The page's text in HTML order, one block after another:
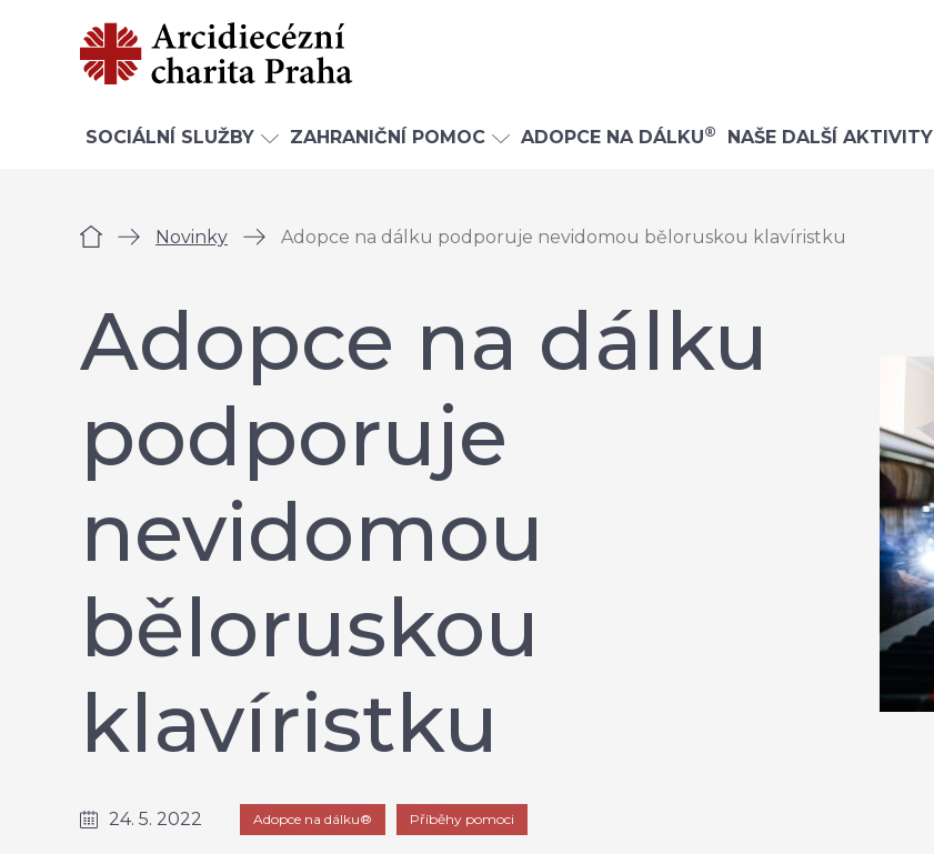
SOCIÁLNÍ SLUŽBY ZAHRANIČNÍ POMOC ADOPCE NA DÁLKU® NAŠE DALŠÍ AKTIVITY
Úvod Novinky Adopce na dálku podporuje nevidomou běloruskou klavíristku
Adopce na dálku
podporuje
nevidomou
běloruskou
klavíristku
24. 5. 2022 Adopce na dálku® Příběhy pomoci